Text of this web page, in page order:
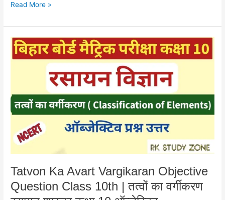
In
Read More »
Tatvon Ka Avart Vargikaran Objective
Question Class 10th | तत्वों का वर्गीकरण
Tatvon
Ka
Question
Class
तत्वों
का
वर्गीकरण
शास्त्र
कक्षा
10